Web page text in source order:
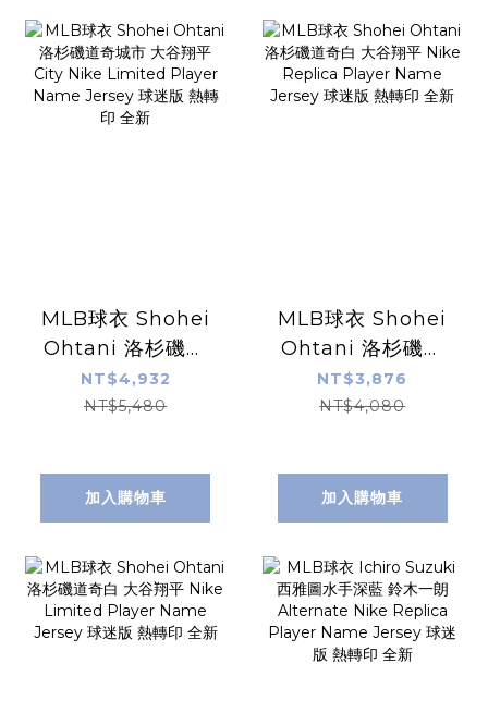
MLB球衣 Shohei
Ohtani 洛杉磯道
奇城市 大谷翔平
City Nike
迷版 熱轉印 全新
NT$4,932
NT$5,480
加入購物車
MLB球衣 Shohei
Ohtani 洛杉磯道
奇白 大谷翔平
Nike Replica
轉印 全新
NT$3,876
NT$4,080
加入購物車